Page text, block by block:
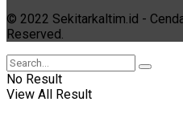
© 2022 Sekitarkaltim.id -
Reserved.
No Result
View All Result